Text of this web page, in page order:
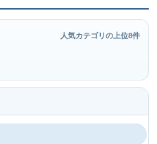
人気カテゴリの上位8件